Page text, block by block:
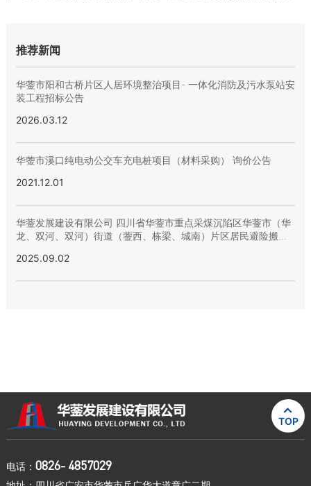
推荐新闻
华蓥市阳和古桥片区人居环境整治项目- 一体化消防及污水泵站安
装工程招标公告
2026.03.12
华蓥市溪口纯电动公交车充电桩项目（材料采购） 询价公告
2021.12.01
华蓥发展建设有限公司 四川省华蓥市重点采煤沉陷区华蓥市（华
龙、双河、双河）街道（蓥西、栋梁、城南）片区居民避险搬迁
2025.09.02

TOP
电话： 0826- 4857029